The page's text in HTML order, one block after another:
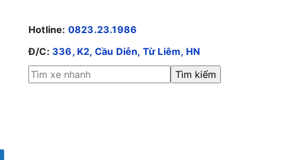
Hotline: 0823.23.1986
Đ/C: 336, K2, Cầu Diễn, Từ Liêm, HN